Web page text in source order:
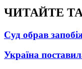
ЧИТАЙТЕ
Суд обрав
Україна